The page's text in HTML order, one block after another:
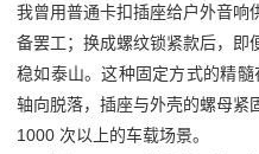
我曾用普通卡扣插座给户外音响
备罢工；换成螺纹锁紧款后，即
稳如泰山。这种固定方式的精
轴向脱落，插座与外壳的螺母紧
1000 次以上的车载场景。